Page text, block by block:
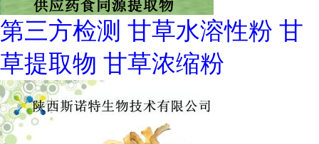
第三方检测 甘草水溶性粉 甘
草提取物 甘草浓缩粉